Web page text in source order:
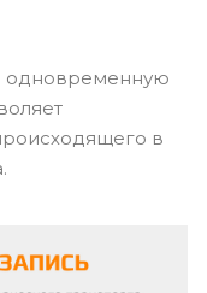
одновременную
в